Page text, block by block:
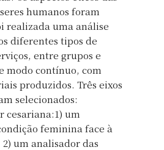
humanos foram
realizada uma análise
diferentes tipos de
entre grupos e
modo contínuo, com
produzidos. Três eixos
selecionados:
cesariana:1) um
feminina face à
um analisador das